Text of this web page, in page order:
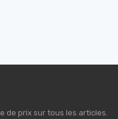
de prix sur tous les articles.